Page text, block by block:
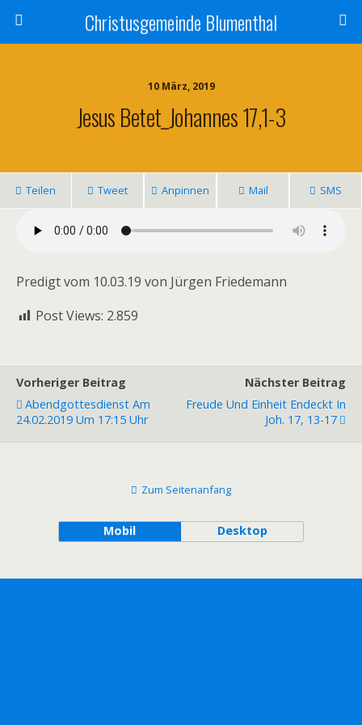
Christusgemeinde Blumenthal
10 März, 2019
Jesus Betet_Johannes 17,1-3
Teilen Tweet Anpinnen Mail SMS
Predigt vom 10.03.19 von Jürgen Friedemann
Post Views: 2.859
Vorheriger Beitrag
Abendgottesdienst Am
24.02.2019 Um 17:15 Uhr
Nächster Beitrag
Freude Und Einheit Endeckt In
Joh. 17, 13-17
Zum Seitenanfang
Mobil Desktop